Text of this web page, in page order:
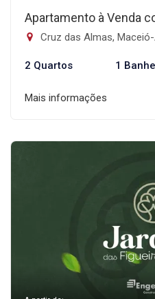
Apartamento à Venda
Cruz das Almas,
2 Quartos 1
Mais informações